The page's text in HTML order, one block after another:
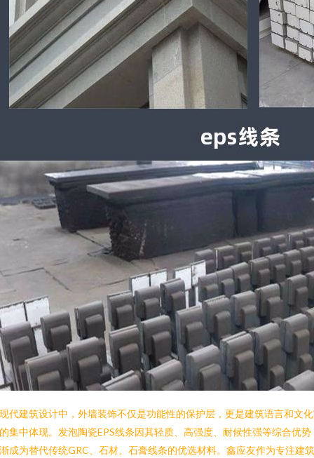
代建筑设计中，外墙装饰不仅是功能性的保护层，更是建筑语言和文
集中体现。发泡陶瓷EPS线条因其轻质、高强度、耐候性强等综合优势
成为替代传统GRC、石材、石膏线条的优选材料。鑫应友作为专注建